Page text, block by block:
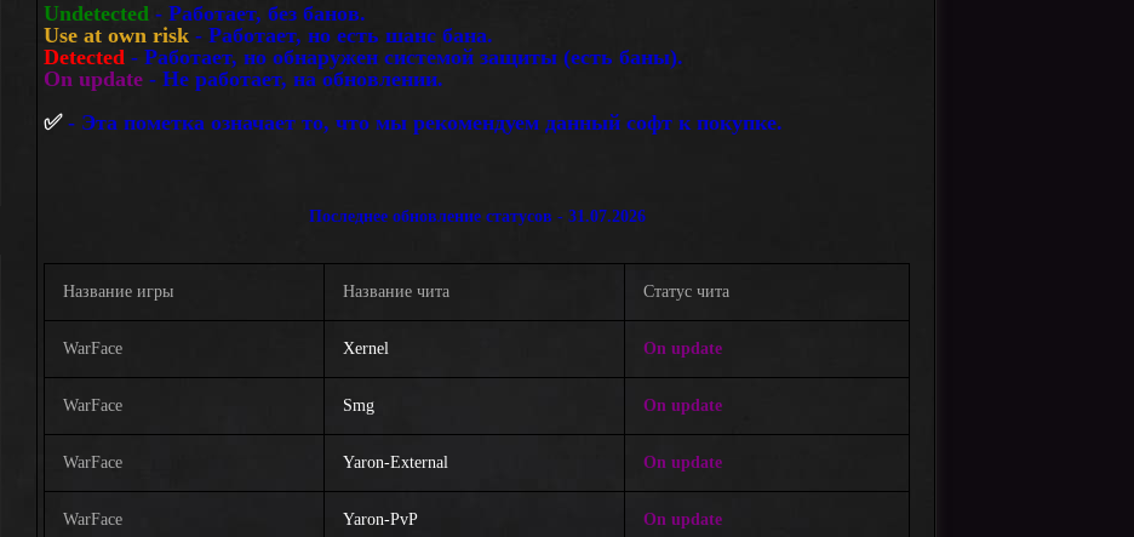
Undetected - Работает, без банов.
Use at own risk - Работает, но есть шанс бана.
Detected - Работает, но обнаружен системой защиты (есть баны).
On update - Не работает, на обновлении.
✅ - Эта пометка означает то, что мы рекомендуем данный софт к покупке.
Последнее обновление статусов - 31.07.2026
Название игры Название чита Статус чита
WarFace Xernel On update
WarFace Smg On update
WarFace Yaron-External On update
WarFace Yaron-PvP On update